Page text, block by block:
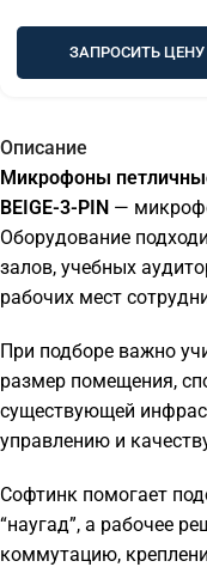
ЗАПРОСИТЬ ЦЕНУ
Описание
Микрофоны
BEIGE-3-PIN —
Оборудование
залов, учебных
рабочих мест
При подборе важно
размер помещения,
существующей
управлению и
Софтинк помогает
“наугад”, а рабочее
коммутацию,